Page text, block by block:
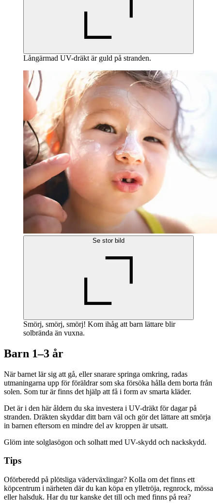
Långärmad UV-dräkt är guld på stranden.
Se stor bild
Smörj, smörj, smörj! Kom ihåg att barn lättare blir
solbrända än vuxna.
Barn 1–3 år
När barnet lär sig att gå, eller snarare springa omkring, radas
utmaningarna upp för föräldrar som ska försöka hålla dem borta från
solen. Som tur är finns det hjälp att få i form av smarta kläder.
Det är i den här åldern du ska investera i UV-dräkt för dagar på
stranden. Dräkten skyddar ditt barn väl och gör det lättare att smörja
in barnen eftersom en mindre del av kroppen är utsatt.
Glöm inte solglasögon och solhatt med UV-skydd och nackskydd.
Tips
Oförberedd på plötsliga väderväxlingar? Kolla om det finns ett
köpcentrum i närheten där du kan köpa en ylletröja, regnrock, mössa
eller halsduk. Har du tur kanske det till och med finns på rea?